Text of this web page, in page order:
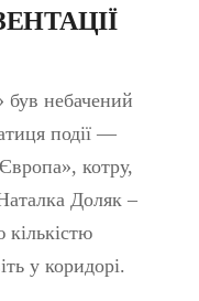
був небачений
події —
котру,
Доляк –
у коридорі.